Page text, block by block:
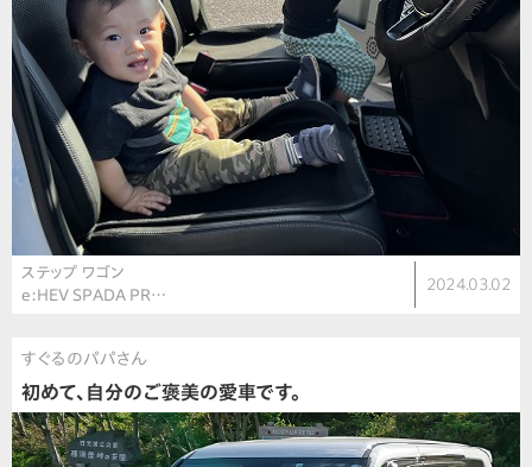
ステップ ワゴン
e:HEV SPADA PR…
2024.03.02
すぐるのパパさん
初めて、自分のご褒美の愛車です。